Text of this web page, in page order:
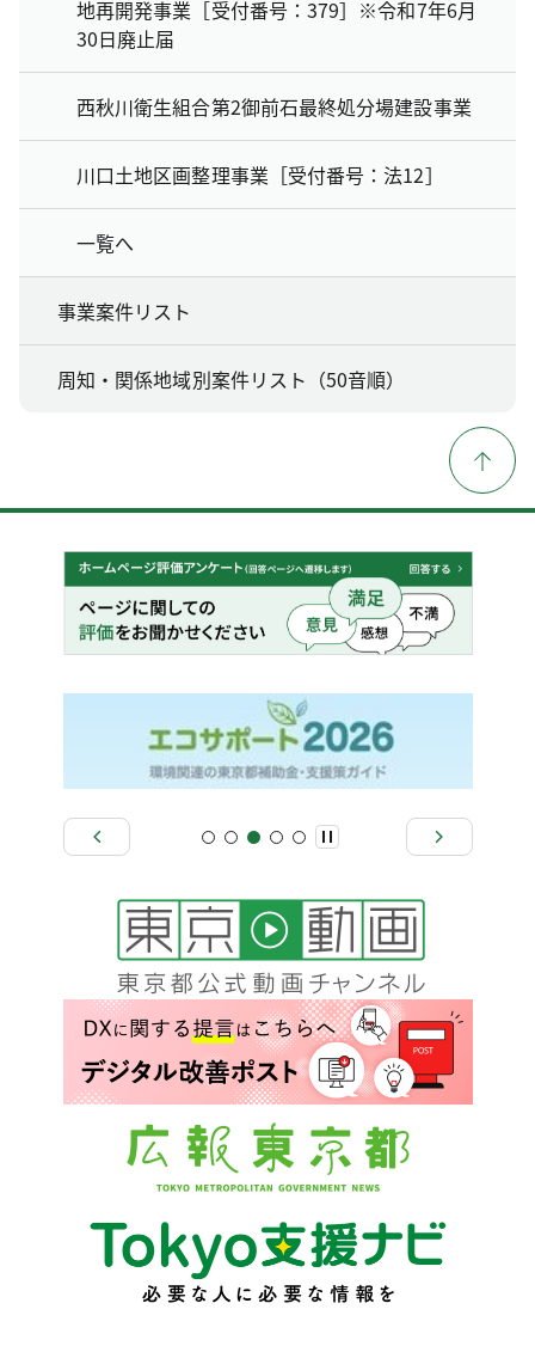
地再開発事業［受付番号：379］※令和7年6月
30日廃止届
西秋川衛生組合第2御前石最終処分場建設事業
川口土地区画整理事業［受付番号：法12］
一覧へ
事業案件リスト
周知・関係地域別案件リスト（50音順）